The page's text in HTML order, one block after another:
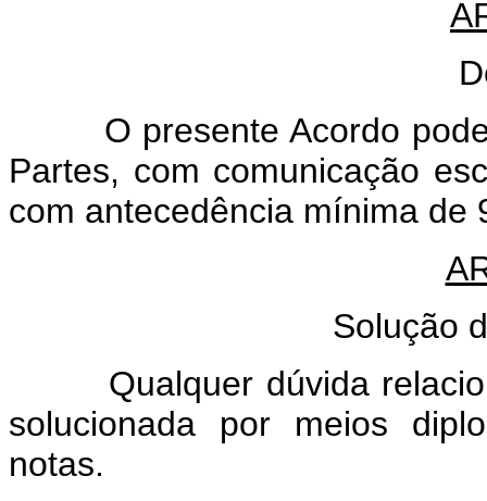
O presente Acordo
Partes, com comunicação
com antecedência mínima de
Solução
Qualquer dúvida
solucionada por meios
notas.